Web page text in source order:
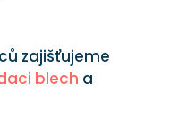
zajišťujeme
blech a